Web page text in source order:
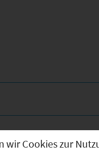
Cookies zur